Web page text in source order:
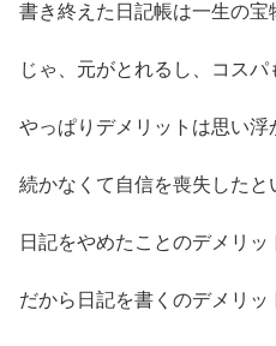
書き終えた日記帳は一生の宝
じゃ、元がとれるし、コスパ
やっぱりデメリットは思い浮
続かなくて自信を喪失したと
日記をやめたことのデメリッ
だから日記を書くのデメリッ